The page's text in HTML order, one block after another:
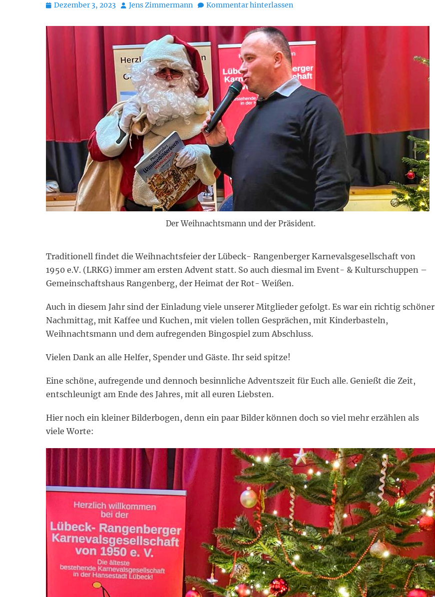
Posted
Dezember 3, 2023 Autor
Jens Zimmermann Kommentar hinterlassen
Der Weihnachtsmann und der Präsident.
Traditionell findet die Weihnachtsfeier der Lübeck- Rangenberger Karnevalsgesellschaft von
1950 e.V. (LRKG) immer am ersten Advent statt. So auch diesmal im Event- & Kulturschuppen –
Gemeinschaftshaus Rangenberg, der Heimat der Rot- Weißen.
Auch in diesem Jahr sind der Einladung viele unserer Mitglieder gefolgt. Es war ein richtig schöner
Nachmittag, mit Kaffee und Kuchen, mit vielen tollen Gesprächen, mit Kinderbasteln,
Weihnachtsmann und dem aufregenden Bingospiel zum Abschluss.
Vielen Dank an alle Helfer, Spender und Gäste. Ihr seid spitze!
Eine schöne, aufregende und dennoch besinnliche Adventszeit für Euch alle. Genießt die Zeit,
entschleunigt am Ende des Jahres, mit all euren Liebsten.
Hier noch ein kleiner Bilderbogen, denn ein paar Bilder können doch so viel mehr erzählen als
viele Worte: